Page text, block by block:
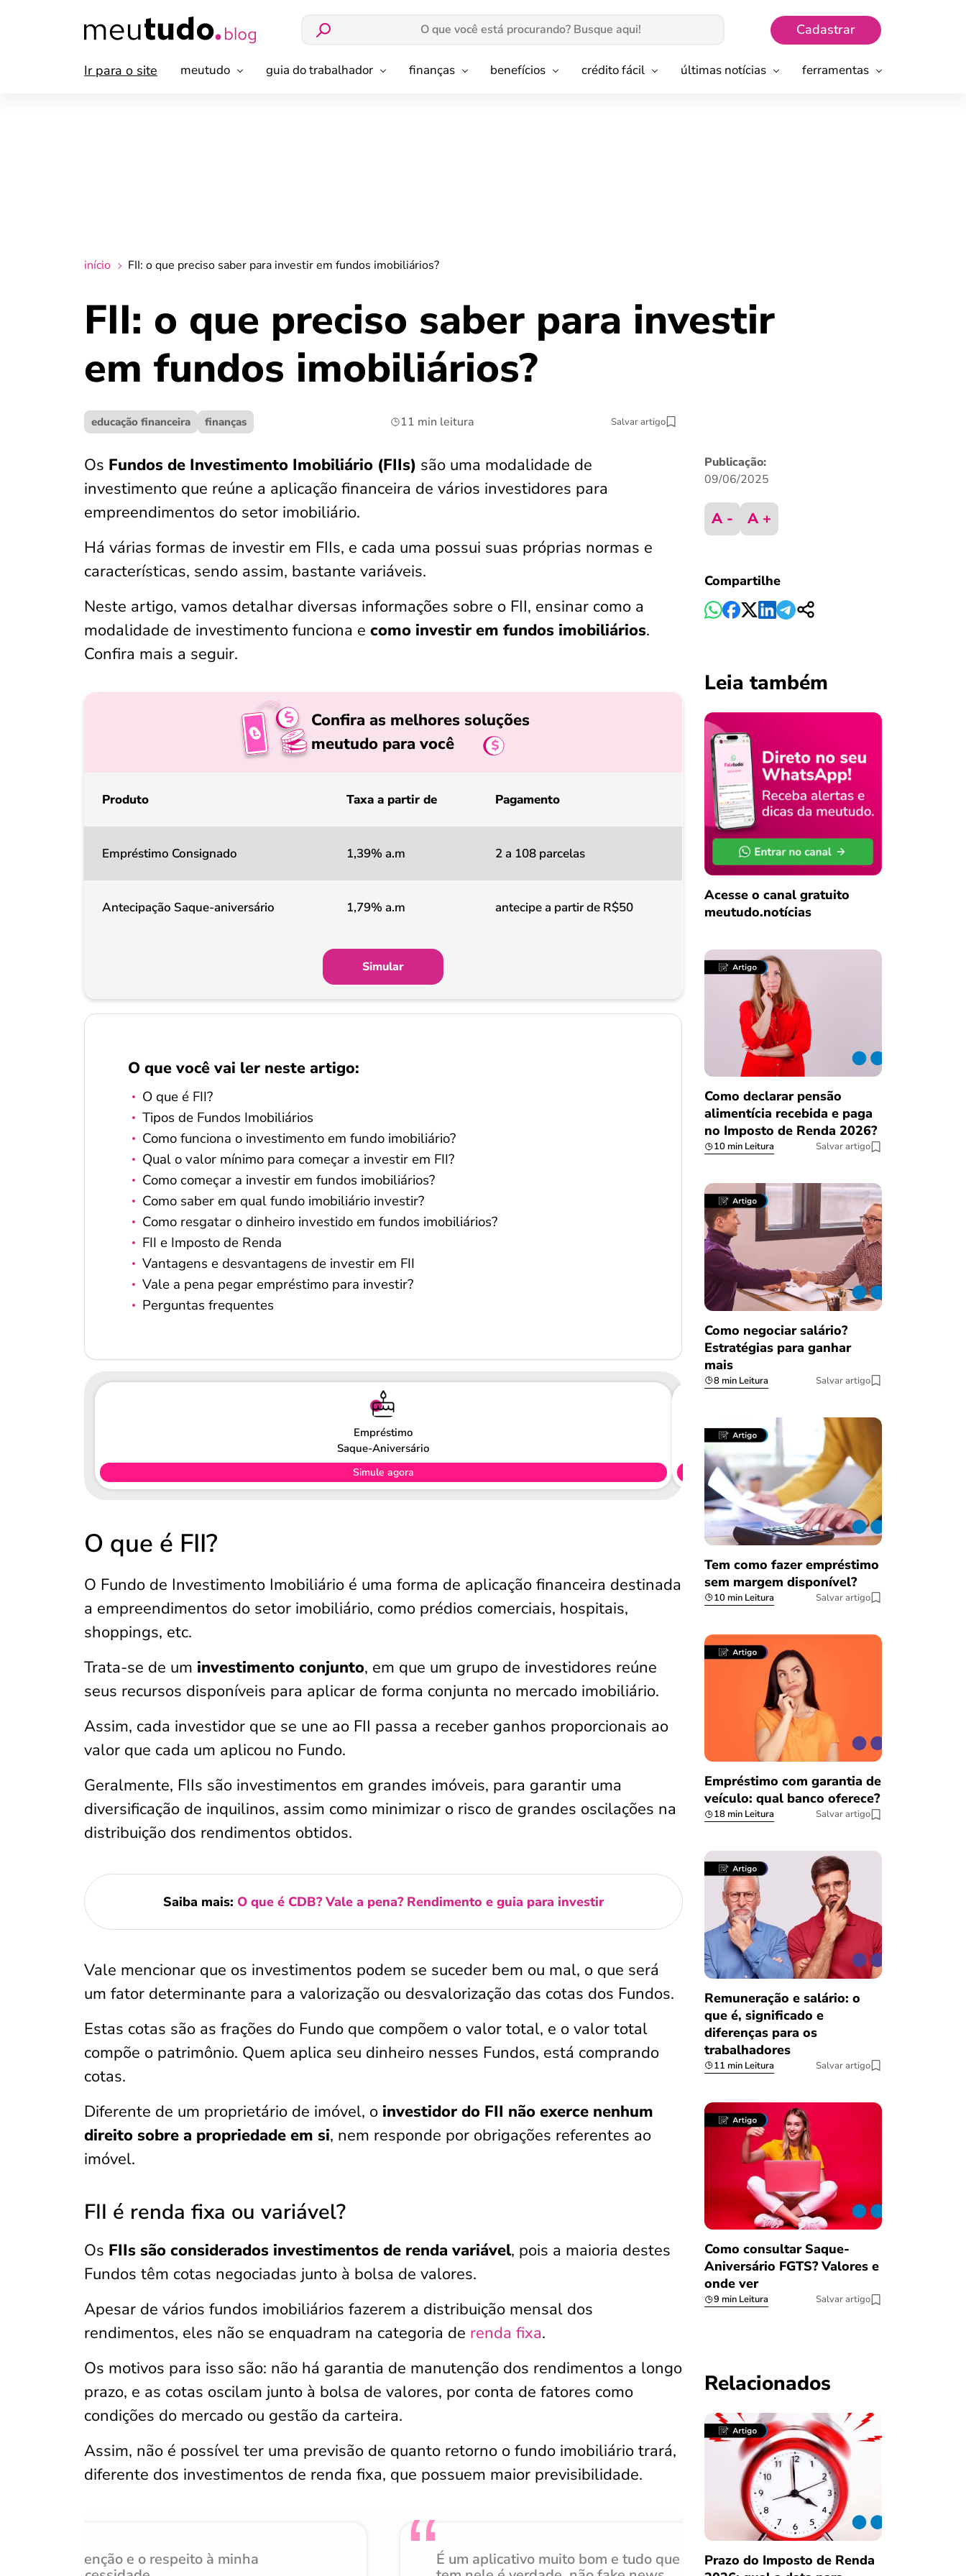
Cadastrar
Ir para o site meutudo guia do trabalhador finanças benefícios crédito fácil últimas notícias ferramentas
início FII: o que preciso saber para investir em fundos imobiliários?
FII: o que preciso saber para investir
em fundos imobiliários?
educação financeira finanças 11 min leitura Salvar artigo
Os Fundos de Investimento Imobiliário (FIIs) são uma modalidade de
investimento que reúne a aplicação financeira de vários investidores para
empreendimentos do setor imobiliário.
Há várias formas de investir em FIIs, e cada uma possui suas próprias normas e
características, sendo assim, bastante variáveis.
Neste artigo, vamos detalhar diversas informações sobre o FII, ensinar como a
modalidade de investimento funciona e como investir em fundos imobiliários.
Confira mais a seguir.
Confira as melhores soluções
meutudo para você
Produto Taxa a partir de Pagamento
Empréstimo Consignado 1,39% a.m 2 a 108 parcelas
Antecipação Saque-aniversário 1,79% a.m antecipe a partir de R$50
Simular
O que você vai ler neste artigo:
O que é FII?
Tipos de Fundos Imobiliários
Como funciona o investimento em fundo imobiliário?
Qual o valor mínimo para começar a investir em FII?
Como começar a investir em fundos imobiliários?
Como saber em qual fundo imobiliário investir?
Como resgatar o dinheiro investido em fundos imobiliários?
FII e Imposto de Renda
Vantagens e desvantagens de investir em FII
Vale a pena pegar empréstimo para investir?
Perguntas frequentes
Empréstimo
Saque-Aniversário
Simule agora
O que é FII?
O Fundo de Investimento Imobiliário é uma forma de aplicação financeira destinada
a empreendimentos do setor imobiliário, como prédios comerciais, hospitais,
shoppings, etc.
Trata-se de um investimento conjunto, em que um grupo de investidores reúne
seus recursos disponíveis para aplicar de forma conjunta no mercado imobiliário.
Assim, cada investidor que se une ao FII passa a receber ganhos proporcionais ao
valor que cada um aplicou no Fundo.
Geralmente, FIIs são investimentos em grandes imóveis, para garantir uma
diversificação de inquilinos, assim como minimizar o risco de grandes oscilações na
distribuição dos rendimentos obtidos.
Saiba mais: O que é CDB? Vale a pena? Rendimento e guia para investir
Vale mencionar que os investimentos podem se suceder bem ou mal, o que será
um fator determinante para a valorização ou desvalorização das cotas dos Fundos.
Estas cotas são as frações do Fundo que compõem o valor total, e o valor total
compõe o patrimônio. Quem aplica seu dinheiro nesses Fundos, está comprando
cotas.
Diferente de um proprietário de imóvel, o investidor do FII não exerce nenhum
direito sobre a propriedade em si, nem responde por obrigações referentes ao
imóvel.
FII é renda fixa ou variável?
Os FIIs são considerados investimentos de renda variável, pois a maioria destes
Fundos têm cotas negociadas junto à bolsa de valores.
Apesar de vários fundos imobiliários fazerem a distribuição mensal dos
rendimentos, eles não se enquadram na categoria de renda fixa.
Os motivos para isso são: não há garantia de manutenção dos rendimentos a longo
prazo, e as cotas oscilam junto à bolsa de valores, por conta de fatores como
condições do mercado ou gestão da carteira.
Assim, não é possível ter uma previsão de quanto retorno o fundo imobiliário trará,
diferente dos investimentos de renda fixa, que possuem maior previsibilidade.
Atenção e o respeito à minha
É um aplicativo muito bom e tudo que
Achei muito rápido,
Publicação:
09/06/2025
A - A +
Compartilhe
Leia também
Acesse o canal gratuito
meutudo.notícias
Como declarar pensão
alimentícia recebida e paga
no Imposto de Renda 2026?
10 min Leitura Salvar artigo
Como negociar salário?
Estratégias para ganhar
mais
8 min Leitura Salvar artigo
Tem como fazer empréstimo
sem margem disponível?
10 min Leitura Salvar artigo
Empréstimo com garantia de
veículo: qual banco oferece?
18 min Leitura Salvar artigo
Remuneração e salário: o
que é, significado e
diferenças para os
trabalhadores
11 min Leitura Salvar artigo
Como consultar Saque-
Aniversário FGTS? Valores e
onde ver
9 min Leitura Salvar artigo
Relacionados
Prazo do Imposto de Renda